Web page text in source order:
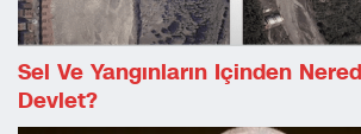
Sel Ve Yangınların Içinden
Devlet?